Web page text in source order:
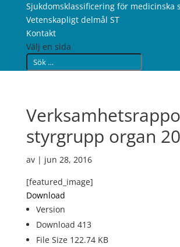
Sjukdomsklassificering för medicinska
Vetenskapligt delmål ST
Kontakt
Välj en sida
styrgrupp organ
av | jun 28, 2016
[featured_image]
Download
Version
Download 413
File Size 122.74 KB